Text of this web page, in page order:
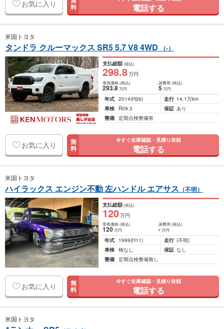
お気に入り 料 電話する
米国トヨタ
タンドラ クルーマックス SR5 5.7 V8 4WD （-）
支払総額(税込)
298.8万円
車両価格(税込)
293.8万円
諸費用 (税込)
5 万円
年式 2014(H26) 走行 14.1万km
車検
R09.3 保証 あり
整備 定期点検整備有
お気に入り 無
料
今すぐ在庫確認・見積り依頼
電話する
米国トヨタ
ハイラックス エンジン不動 左ハンドル エアサス （不明）
支払総額(税込)
120万円
車両価格(税込)
120万円
諸費用 (税込)
- 万円
年式 1999(H11) 走行 (不明)
車検 検なし 保証 なし
整備 定期点検整備無し
お気に入り 無
料
今すぐ在庫確認・見積り依頼
電話する
米国トヨタ